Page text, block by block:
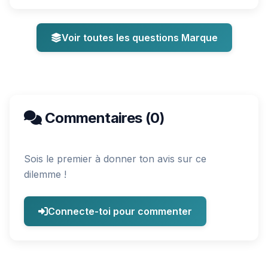
Voir toutes les questions Marque
Commentaires (0)
Sois le premier à donner ton avis sur ce
dilemme !
Connecte-toi pour commenter